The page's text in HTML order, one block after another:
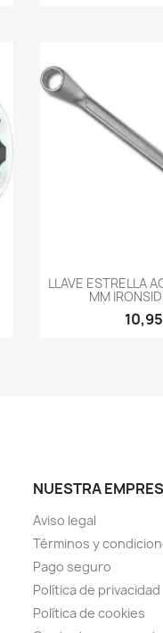
-->
LLAVE ESTRELLA
MM
NUESTRA
Aviso legal
Términos y
Pago seguro
Política de privacidad
Política de cookies